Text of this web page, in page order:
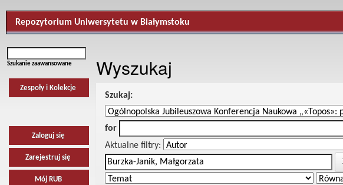
Repozytorium Uniwersytetu w Białymstoku
Szukanie zaawansowane
Zespoły i Kolekcje
Zaloguj się
Zarejestruj się
Mój RUB
Wyszukaj
Szukaj:
for
Aktualne filtry: